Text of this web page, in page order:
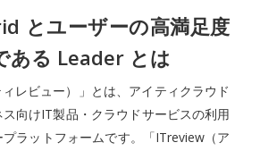
とユーザーの高満足度
ある Leader とは
ィレビュー）」とは、アイティクラウド
向けIT製品・クラウドサービスの利用
ラットフォームです。「ITreview（ア